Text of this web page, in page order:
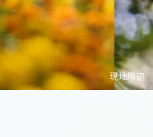
現地周辺